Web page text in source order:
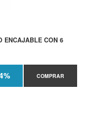
ENCAJABLE CON 6
COMPRAR